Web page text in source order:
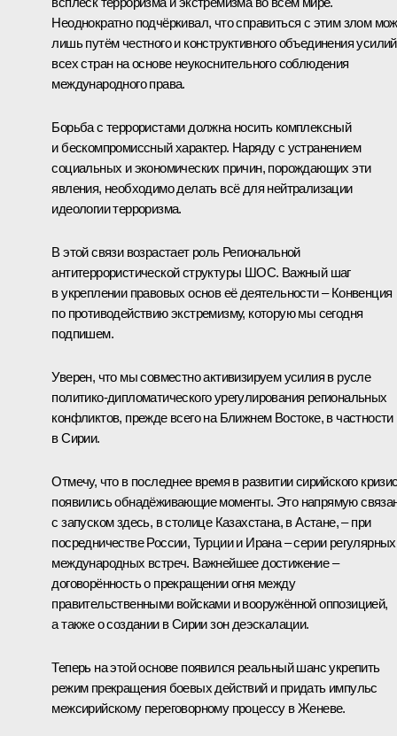
Неоднократно подчёркивал, что справиться с этим злом
лишь путём честного и конструктивного объединения усилий
всех стран на основе неукоснительного соблюдения
международного права.
Борьба с террористами должна носить комплексный
и бескомпромиссный характер. Наряду с устранением
социальных и экономических причин, порождающих эти
явления, необходимо делать всё для нейтрализации
идеологии терроризма.
В этой связи возрастает роль Региональной
антитеррористической структуры ШОС. Важный шаг
в укреплении правовых основ её деятельности – Конвенция
по противодействию экстремизму, которую мы сегодня
подпишем.
Уверен, что мы совместно активизируем усилия в русле
политико-дипломатического урегулирования региональных
конфликтов, прежде всего на Ближнем Востоке, в частности
в Сирии.
Отмечу, что в последнее время в развитии сирийского
появились обнадёживающие моменты. Это напрямую
с запуском здесь, в столице Казахстана, в Астане, – при
посредничестве России, Турции и Ирана – серии регулярных
международных встреч. Важнейшее достижение –
договорённость о прекращении огня между
правительственными войсками и вооружённой оппозицией,
а также о создании в Сирии зон деэскалации.
Теперь на этой основе появился реальный шанс укрепить
режим прекращения боевых действий и придать импульс
межсирийскому переговорному процессу в Женеве.